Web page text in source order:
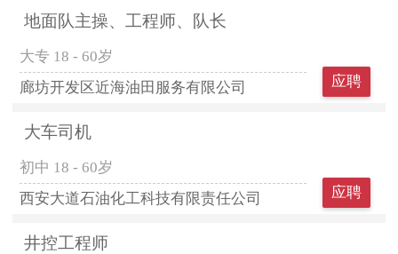
地面队主操、工程师、队长
大专 18 - 60岁
廊坊开发区近海油田服务有限公司
应聘
大车司机
初中 18 - 60岁
西安大道石油化工科技有限责任公司
应聘
井控工程师